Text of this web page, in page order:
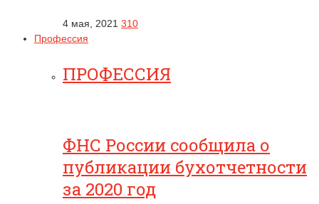
4 мая, 2021 310
Профессия
ПРОФЕССИЯ
ФНС России сообщила о
публикации бухотчетности
за 2020 год